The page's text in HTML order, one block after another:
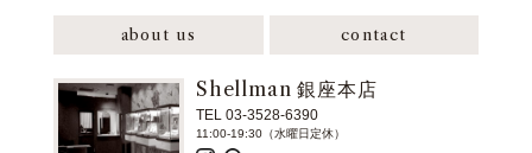
about us contact
Shellman 銀座本店
TEL 03-3528-6390
11:00-19:30（水曜日定休）